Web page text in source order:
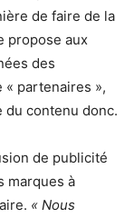
de faire de la
propose aux
des
partenaires »,
du contenu donc.
de publicité
marques à
« Nous